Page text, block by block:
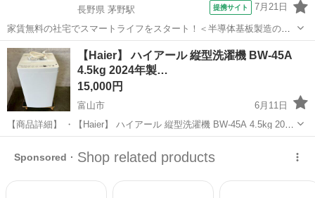
長野県 茅野駅
提携サイト 7月21日
家賃無料の社宅でスマートライフをスタート！＜半導体基板製造の機
械操作・検査＞ランチ代もかからないオトクな職場◎／稼ぎもしっか
り！月収例31万円／長野県茅野市 半導体基板の製造・検査 クリーンル
ーム内で、半導体基板の製造や検...
長野 茅野市 茅野駅 その他
【Haier】 ハイアール 縦型洗濯機 BW-45A
4.5kg 2024年製…
15,000円
富山市
6月11日
【商品詳細】 ・【Haier】 ハイアール 縦型洗濯機 BW-45A 4.5kg 2024
年製 動作確認済み 全自動電気洗濯機 生活家電 洗濯機 ホワイト A2355
・動作確認済みになります。 ・サイ...